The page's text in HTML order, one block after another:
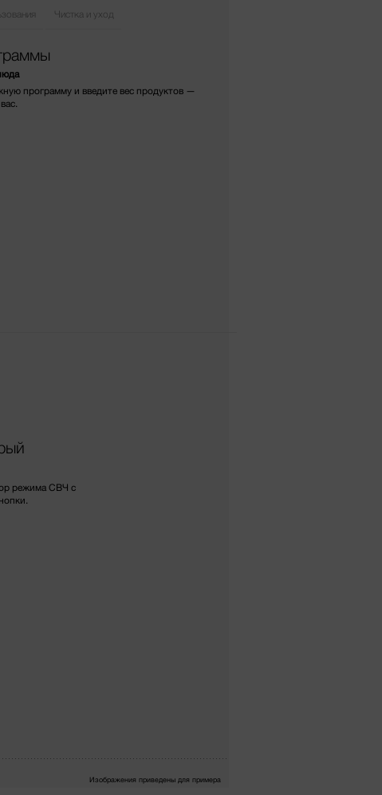
Чистка и уход
программу и введите вес продуктов —
режима СВЧ с
Изображения приведены для примера